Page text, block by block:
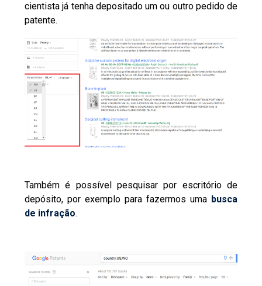
cientista já tenha depositado um ou outro pedido de
patente.
Também é possível pesquisar por escritório de
depósito, por exemplo para fazermos uma busca
de infração.